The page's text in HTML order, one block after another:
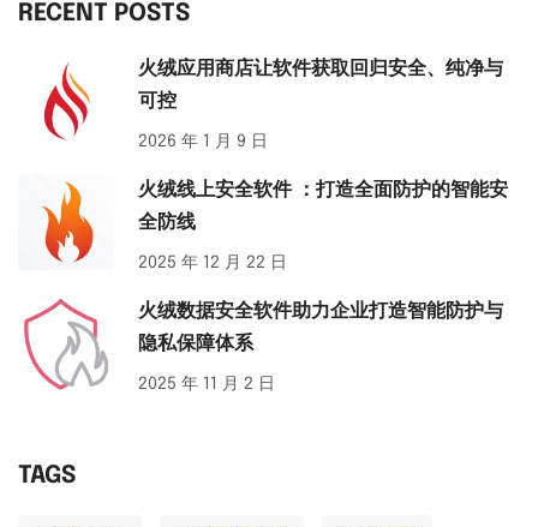
RECENT POSTS
火绒应用商店让软件获取回归安全、纯净与
可控
2026 年 1 月 9 日
火绒线上安全软件 ：打造全面防护的智能安
全防线
2025 年 12 月 22 日
火绒数据安全软件助力企业打造智能防护与
隐私保障体系
2025 年 11 月 2 日
TAGS